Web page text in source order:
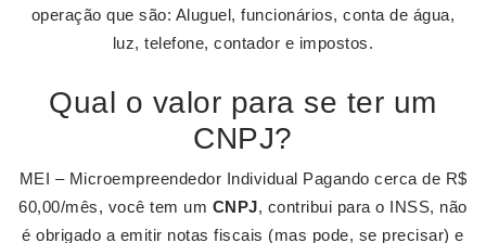
operação que são: Aluguel, funcionários, conta de água,
luz, telefone, contador e impostos.
Qual o valor para se ter um
CNPJ?
MEI – Microempreendedor Individual Pagando cerca de R$
60,00/mês, você tem um CNPJ, contribui para o INSS, não
é obrigado a emitir notas fiscais (mas pode, se precisar) e